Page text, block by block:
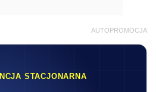
AUTOPROMOCJA
STACJONARNA